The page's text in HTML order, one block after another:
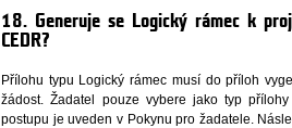
18. Generuje se Logický rámec k
CEDR?
Přílohu typu Logický rámec musí do příloh
žádost. Žadatel pouze vybere jako typ
postupu je uveden v Pokynu pro žadatele.